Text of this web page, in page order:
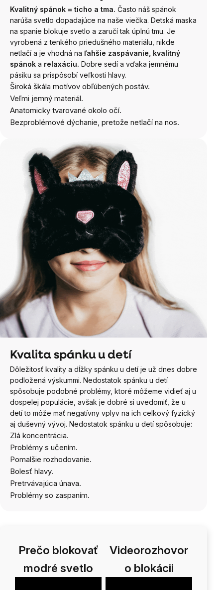
Kvalitný spánok = ticho a tma. Často náš spánok
narúša svetlo dopadajúce na naše viečka. Detská maska
​​na spanie blokuje svetlo a zaručí tak úplnú tmu. Je
vyrobená z tenkého priedušného materiálu, nikde
netlačí a je vhodná na ľahšie zaspávanie, kvalitný
spánok a relaxáciu. Dobre sedí a vďaka jemnému
pásiku sa prispôsobí veľkosti hlavy.
Široká škála motívov obľúbených postáv.
Veľmi jemný materiál.
Anatomicky tvarované okolo očí.
Bezproblémové dýchanie, pretože netlačí na nos.
Kvalita spánku u detí
Dôležitosť kvality a dĺžky spánku u detí je už dnes dobre
podložená výskummi. Nedostatok spánku u detí
spôsobuje podobné problémy, ktoré môžeme vidieť aj u
dospelej populácie, avšak je dobré si uvedomiť, že u
detí to môže mať negatívny vplyv na ich celkový fyzický
aj duševný vývoj. Nedostatok spánku u detí spôsobuje:
Zlá koncentrácia.
Problémy s učením.
Pomalšie rozhodovanie.
Bolesť hlavy.
Pretrvávajúca únava.
Problémy so zaspaním.
Prečo blokovať
modré svetlo
Videorozhovor
o blokácii